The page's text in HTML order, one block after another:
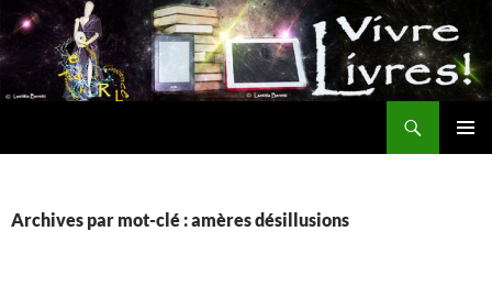
Aller
au
contenu
Archives par mot-clé : amères désillusions